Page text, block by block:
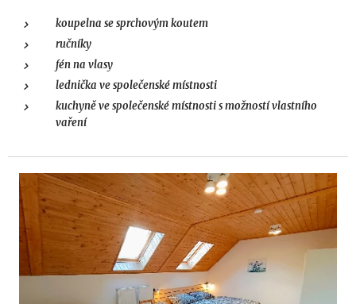
koupelna se sprchovým koutem
ručníky
fén na vlasy
lednička ve společenské místnosti
kuchyně ve společenské místnosti s možností vlastního
vaření